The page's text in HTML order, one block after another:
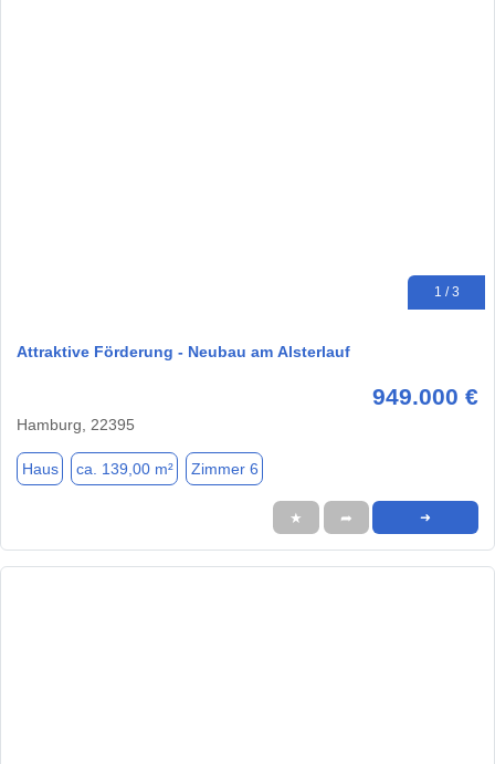
1 / 3
Attraktive Förderung - Neubau am Alsterlauf
949.000 €
Hamburg, 22395
Haus ca. 139,00 m² Zimmer 6
★ ➦ ➜